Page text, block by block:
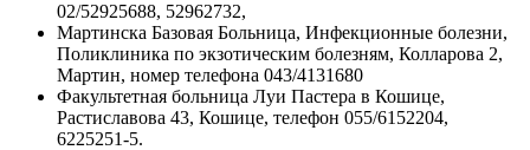
02/52925688, 52962732,
Мартинска Базовая Больница, Инфекционные болезни,
Поликлиника по экзотическим болезням, Колларова 2,
Мартин, номер телефона 043/4131680
Факультетная больница Луи Пастера в Кошице,
Растиславова 43, Кошице, телефон 055/6152204,
6225251-5.